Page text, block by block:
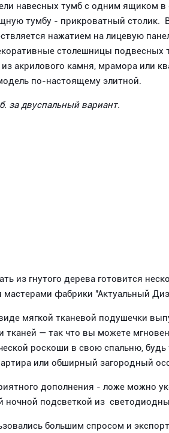
навесных тумб с одним ящиком
тумбу - прикроватный столик.
нажатием на лицевую
столешницы подвесных
акрилового камня, мрамора или
по-настоящему элитной.
за двуспальный вариант.
из гнутого дерева готовится
мастерами фабрики "Актуальный
мягкой тканевой подушечки
тканей — так что вы можете
роскоши в свою спальню, будь
или обширный загородный
дополнения - ложе можно
ночной подсветкой из
большим спросом и